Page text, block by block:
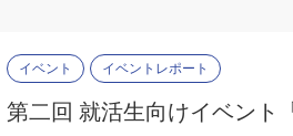
イベント イベントレポート
第二回 就活生向けイベント